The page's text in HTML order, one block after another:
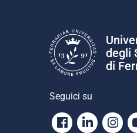
degli
di
Seguici su
Facebook